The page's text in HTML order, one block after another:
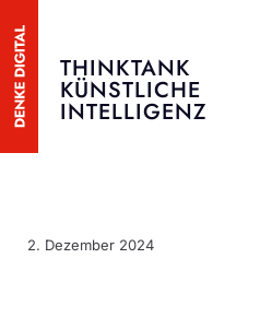
Inhalt
springenTHINKTANK
KÜNSTLICHE
INTELLIGENZ
2. Dezember 2024